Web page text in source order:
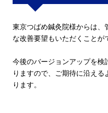
東京つばめ鍼灸院様からは、
な改善要望もいただくことが
今後のバージョンアップを検
りますので、ご期待に沿え
ります。